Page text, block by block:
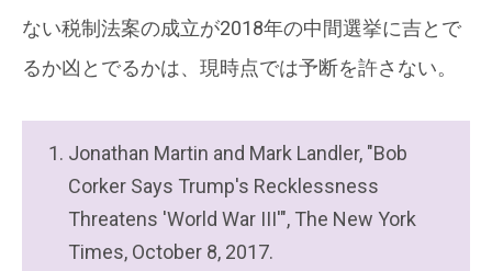
ない税制法案の成立が2018年の中間選挙に吉とで
るか凶とでるかは、現時点では予断を許さない。
Jonathan Martin and Mark Landler, "Bob
Corker Says Trump's Recklessness
Threatens 'World War III'", The New York
Times, October 8, 2017.